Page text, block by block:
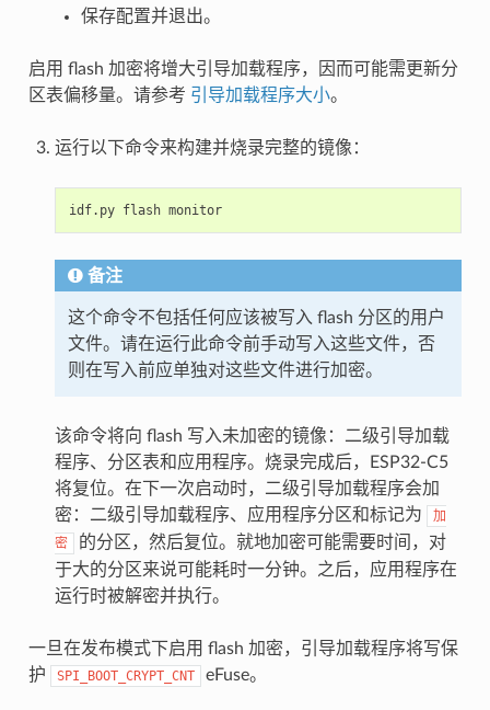
保存配置并退出。
启用 flash 加密将增大引导加载程序，因而可能需更新分
区表偏移量。请参考 引导加载程序大小。
运行以下命令来构建并烧录完整的镜像：
idf.py flash monitor
备注
这个命令不包括任何应该被写入 flash 分区的用户
文件。请在运行此命令前手动写入这些文件，否
则在写入前应单独对这些文件进行加密。
该命令将向 flash 写入未加密的镜像：二级引导加载
程序、分区表和应用程序。烧录完成后，ESP32-C5
将复位。在下一次启动时，二级引导加载程序会加
密：二级引导加载程序、应用程序分区和标记为
加
密
的分区，然后复位。就地加密可能需要时间，对
于大的分区来说可能耗时一分钟。之后，应用程序在
运行时被解密并执行。
一旦在发布模式下启用 flash 加密，引导加载程序将写保
护
SPI_BOOT_CRYPT_CNT eFuse。